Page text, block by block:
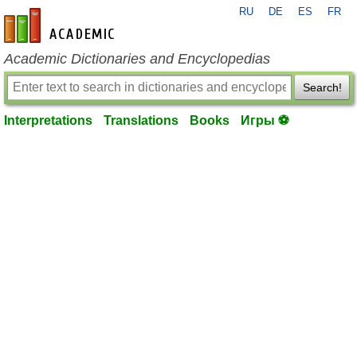
en-academic.com
RU DE ES FR
Academic Dictionaries and Encyclopedias
Search!
Interpretations Translations Books Игры ⚽